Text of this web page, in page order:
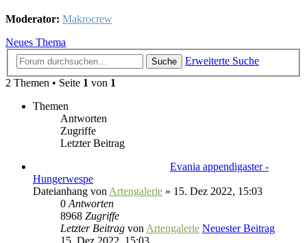
Moderator: Makrocrew
Neues Thema
Suche
Erweiterte Suche
2 Themen • Seite 1 von 1
Themen
Antworten
Zugriffe
Letzter Beitrag
Evania appendigaster -
Hungerwespe
Dateianhang von Artengalerie » 15. Dez 2022, 15:03
0 Antworten
8968 Zugriffe
Letzter Beitrag von Artengalerie Neuester Beitrag
15. Dez 2022, 15:03